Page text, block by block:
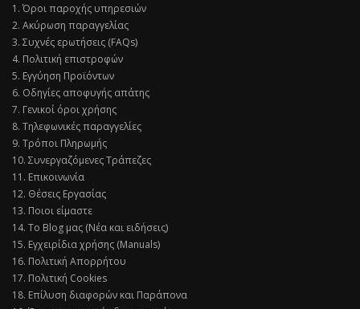
1. Όροι παροχής υπηρεσιών
2. Ακύρωση παραγγελίας
3. Συχνές ερωτήσεις (FAQs)
4. Πολιτική επιστροφών
5. Εγγύηση Προϊόντων
6. Οδηγίες αποφυγής απάτης
7. Γενικοί όροι χρήσης
8. Τηλεφωνικές παραγγελίες
9. Τρόποι Πληρωμής
10. Συνεργαζόμενες Τράπεζες
11. Επικοινωνία
12. Θέσεις Εργασίας
13. Ποιοι είμαστε
14. Το Blog μας (Νέα και ειδήσεις)
15. Εγχειρίδια χρήσης (Manuals)
16. Πολιτική Απορρήτου
17. Πολιτική Cookies
18. Επίλυση διαφορών και Παράπονα